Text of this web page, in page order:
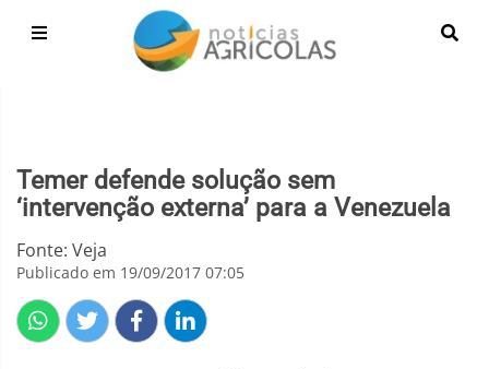
Temer defende solução sem
‘intervenção externa’ para a Venezuela
Fonte: Veja
Publicado em 19/09/2017 07:05